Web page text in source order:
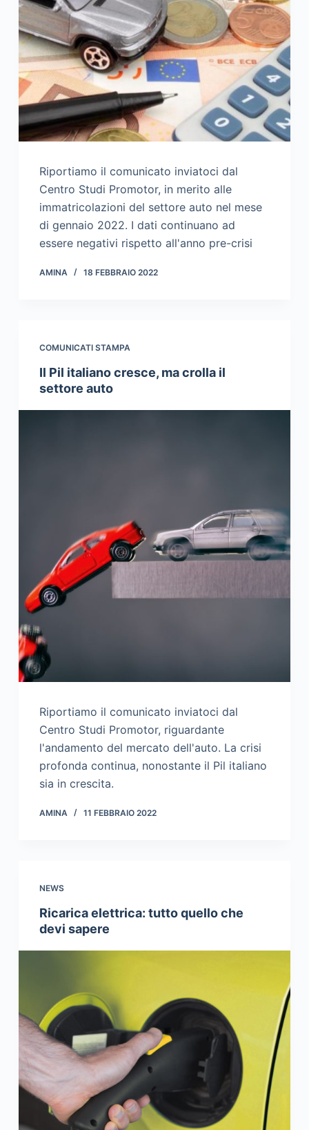
Riportiamo il comunicato inviatoci dal
Centro Studi Promotor, in merito alle
immatricolazioni del settore auto nel mese
di gennaio 2022. I dati continuano ad
essere negativi rispetto all'anno pre-crisi
AMINA 18 FEBBRAIO 2022
COMUNICATI STAMPA
Il Pil italiano cresce, ma crolla il
settore auto
Riportiamo il comunicato inviatoci dal
Centro Studi Promotor, riguardante
l'andamento del mercato dell'auto. La crisi
profonda continua, nonostante il Pil italiano
sia in crescita.
AMINA 11 FEBBRAIO 2022
NEWS
Ricarica elettrica: tutto quello che
devi sapere